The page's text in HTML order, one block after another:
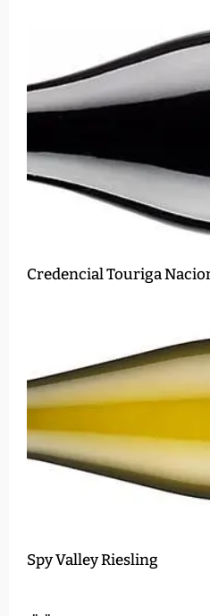
Credencial Touriga
Spy Valley Riesling